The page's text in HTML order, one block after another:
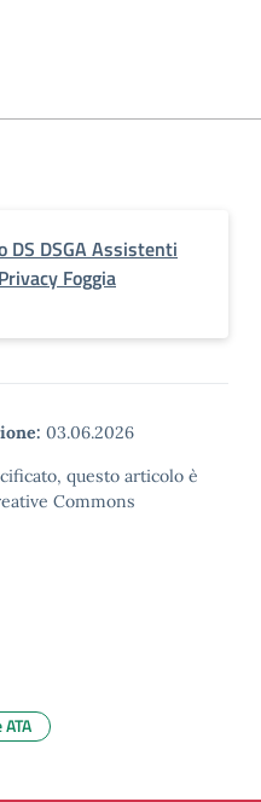
DS DSGA Assistenti
Foggia
03.06.2026
questo articolo è
Commons